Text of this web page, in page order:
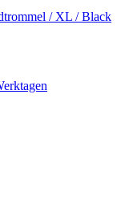
/ XL / Black